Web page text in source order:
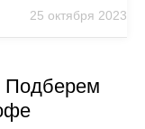
25 октября 2023
Подберем